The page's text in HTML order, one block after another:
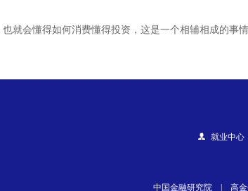
就会懂得如何消费懂得投资，这是一个相辅相成的
就业中心
中国金融研究院 高